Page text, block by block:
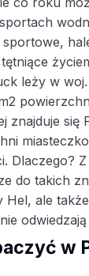
leży w
znajduje się
Dlaczego?
do takich
Hel, ale
w